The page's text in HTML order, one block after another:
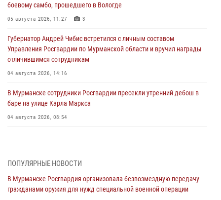
боевому самбо, прошедшего в Вологде
05 августа 2026, 11:27 3
Губернатор Андрей Чибис встретился с личным составом
Управления Росгвардии по Мурманской области и вручил награды
отличившимся сотрудникам
04 августа 2026, 14:16
В Мурманске сотрудники Росгвардии пресекли утренний дебош в
баре на улице Карла Маркса
04 августа 2026, 08:54
03 августа 2026, 12:23 4
Сотрудники вневедомственной охраны Росгвардии пресекли
хулиганские действия дебошира на автозаправочной станции
ПОПУЛЯРНЫЕ НОВОСТИ
В Мурманске Росгвардия организовала безвозмездную передачу
гражданами оружия для нужд специальной военной операции